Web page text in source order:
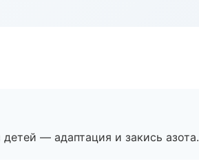
— адаптация и закись азота.